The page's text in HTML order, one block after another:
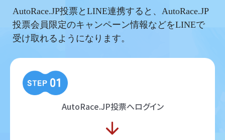
AutoRace.JP投票とLINE連携すると、AutoRace.JP
投票会員限定のキャンペーン情報などをLINEで
受け取れるようになります。
AutoRace.JP投票へログイン